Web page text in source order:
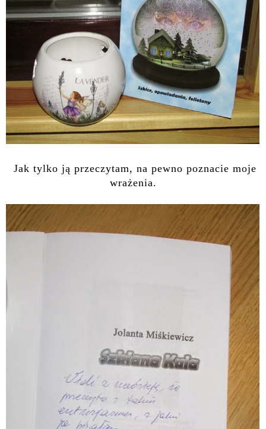
Jak tylko ją przeczytam, na pewno poznacie moje
wrażenia.